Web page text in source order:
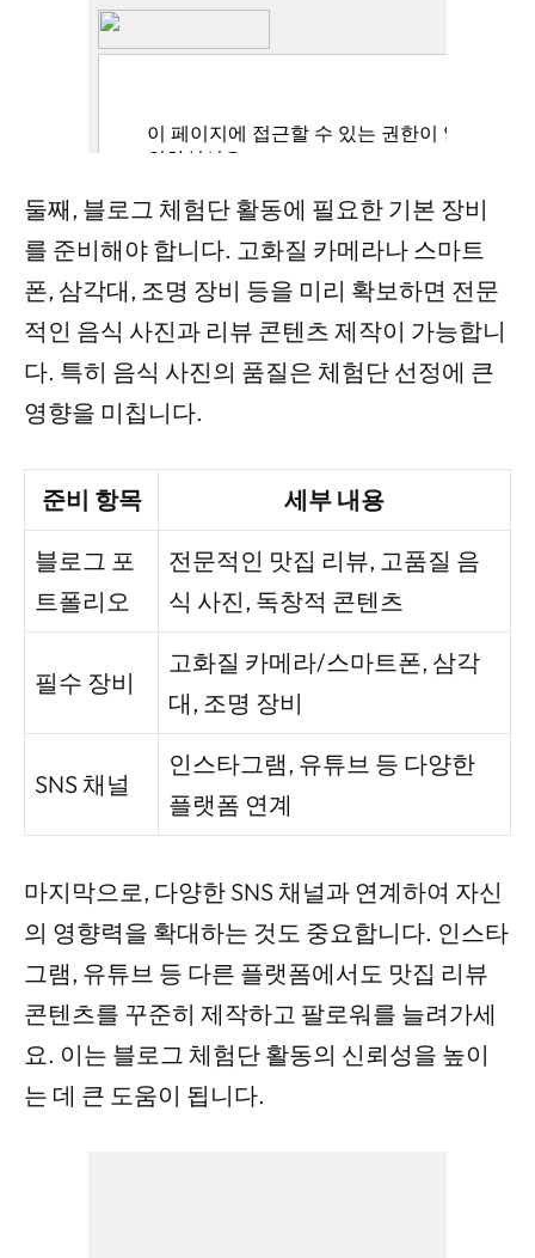
둘째, 블로그 체험단 활동에 필요한 기본 장비
를 준비해야 합니다. 고화질 카메라나 스마트
폰, 삼각대, 조명 장비 등을 미리 확보하면 전문
적인 음식 사진과 리뷰 콘텐츠 제작이 가능합니
다. 특히 음식 사진의 품질은 체험단 선정에 큰
영향을 미칩니다.
준비 항목 세부 내용
블로그 포
트폴리오
전문적인 맛집 리뷰, 고품질 음
식 사진, 독창적 콘텐츠
필수 장비
고화질 카메라/스마트폰, 삼각
대, 조명 장비
SNS 채널
인스타그램, 유튜브 등 다양한
플랫폼 연계
마지막으로, 다양한 SNS 채널과 연계하여 자신
의 영향력을 확대하는 것도 중요합니다. 인스타
그램, 유튜브 등 다른 플랫폼에서도 맛집 리뷰
콘텐츠를 꾸준히 제작하고 팔로워를 늘려가세
요. 이는 블로그 체험단 활동의 신뢰성을 높이
는 데 큰 도움이 됩니다.